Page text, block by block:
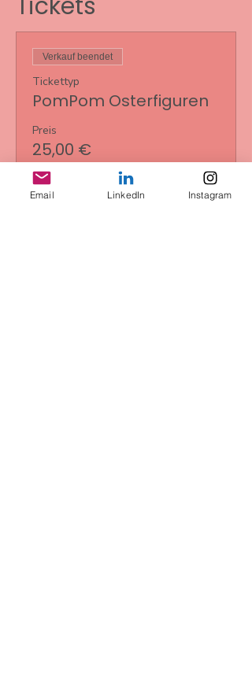
Verkauf beendet
Tickettyp
PomPom Osterfiguren
Preis
25,00 €
+0,63 € Ticket-Servicegebühr
Email LinkedIn Instagram